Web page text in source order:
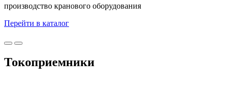
производство кранового оборудования
Перейти в каталог
Токоприемники